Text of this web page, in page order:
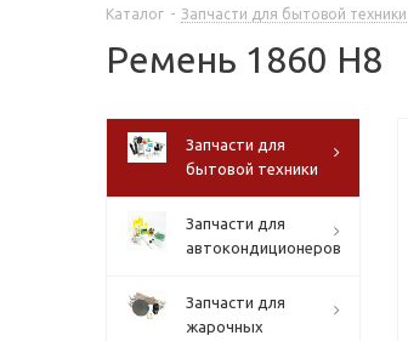
Каталог - Запчасти для бытовой техники
Ремень 1860 Н8
Запчасти для
бытовой техники
Запчасти для
автокондиционеров
Запчасти для
жарочных